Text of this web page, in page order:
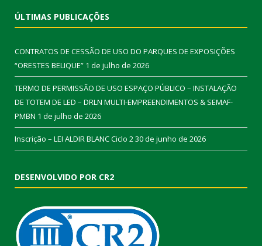
ÚLTIMAS PUBLICAÇÕES
CONTRATOS DE CESSÃO DE USO DO PARQUES DE EXPOSIÇÕES
“ORESTES BELIQUE” 1 de julho de 2026
TERMO DE PERMISSÃO DE USO ESPAÇO PÚBLICO – INSTALAÇÃO
DE TOTEM DE LED – DRLN MULTI-EMPREENDIMENTOS & SEMAF-
PMBN 1 de julho de 2026
Inscrição – LEI ALDIR BLANC Ciclo 230 de junho de 2026
DESENVOLVIDO POR CR2